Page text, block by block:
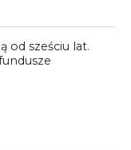
od sześciu lat.